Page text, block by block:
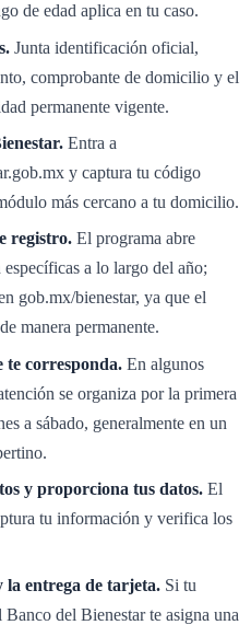
de edad aplica en tu caso.
Junta identificación oficial,
comprobante de domicilio y el
permanente vigente.
Entra a
y captura tu código
más cercano a tu domicilio.
registro. El programa abre
a lo largo del año;
gob.mx/bienestar, ya que el
manera permanente.
te corresponda. En algunos
se organiza por la primera
a sábado, generalmente en un
y proporciona tus datos. El
tu información y verifica los
la entrega de tarjeta. Si tu
Banco del Bienestar te asigna una